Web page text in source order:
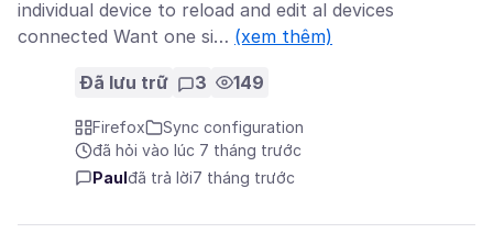
individual device to reload and edit al devices
connected Want one si… (xem thêm)
Đã lưu trữ 3 149
Firefox
Sync configuration
đã hỏi vào lúc 7 tháng trước
Paul đã trả lời7 tháng trước